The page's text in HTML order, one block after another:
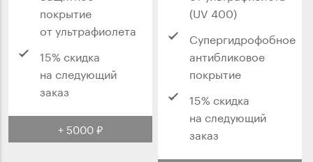
покрытие
от ультрафиолета
15% скидка
на следующий
заказ
+ 5000 ₽
(UV 400)
Супергидрофобное
антибликовое
покрытие
15% скидка
на следующий
заказ